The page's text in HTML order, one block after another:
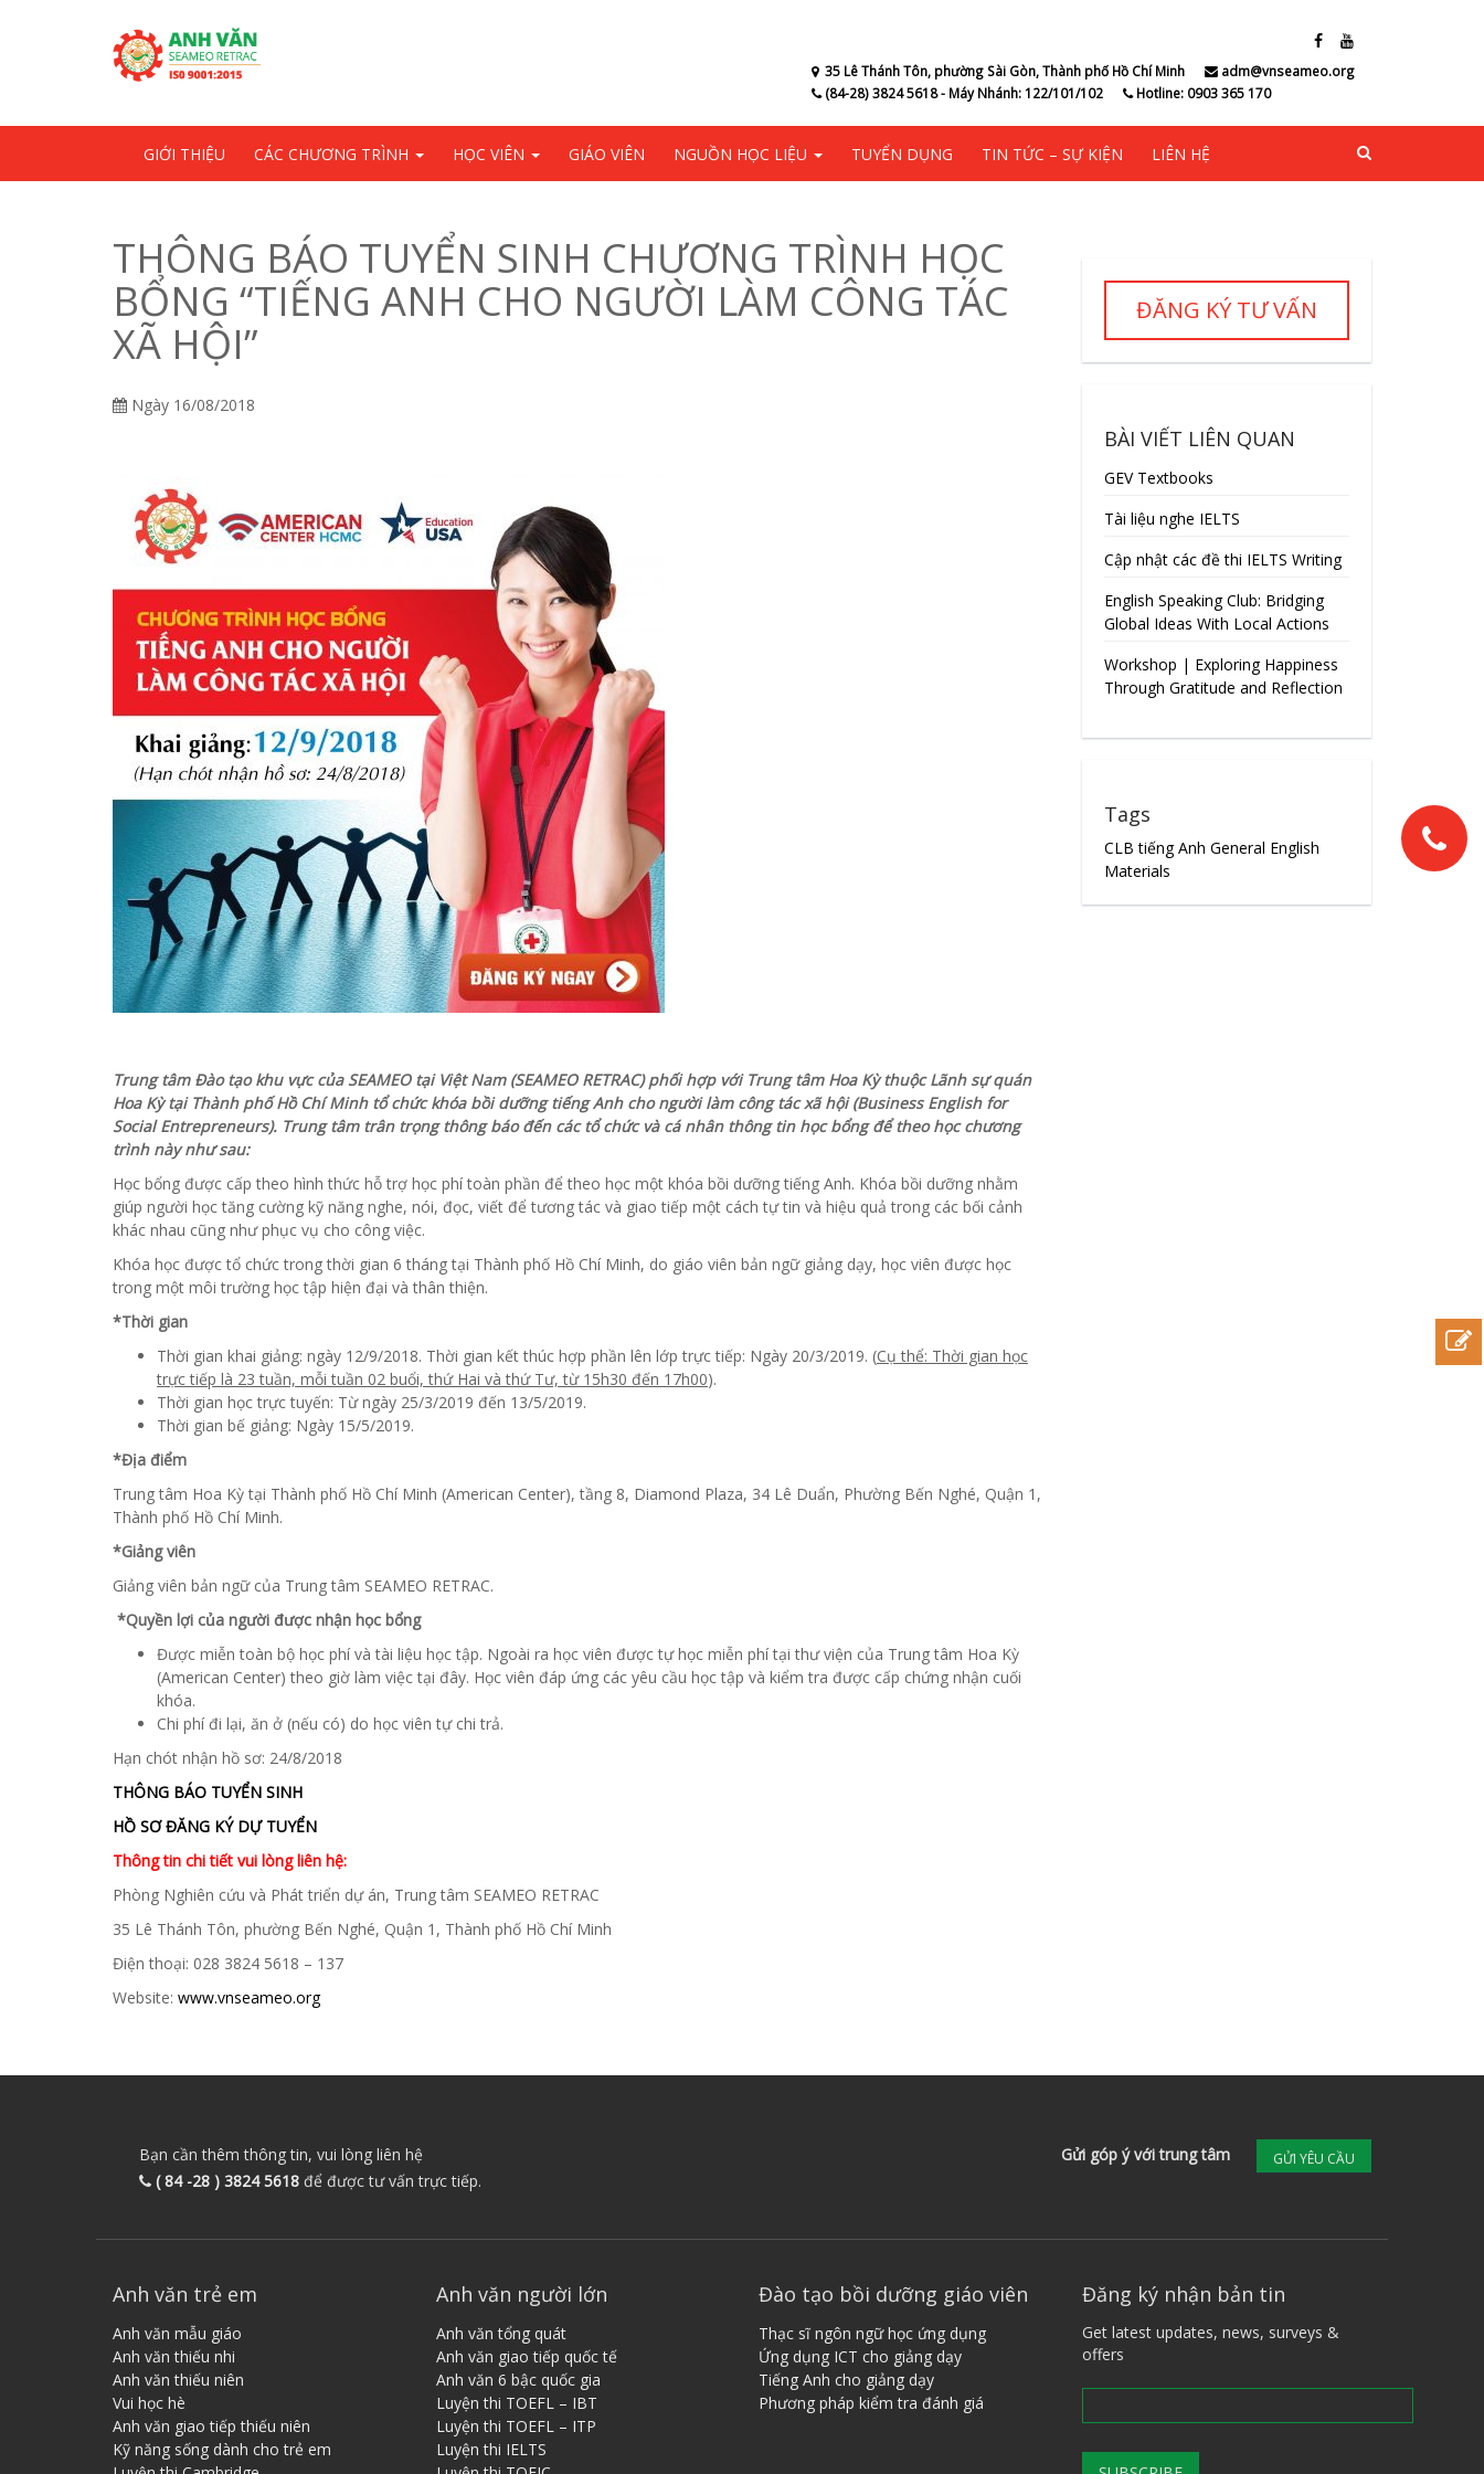
35 Lê Thánh Tôn, phường Sài Gòn, Thành phố Hồ Chí Minh
adm@vnseameo.org
(84-28) 3824 5618 - Máy Nhánh: 122/101/102
Hotline: 0903 365 170
GIỚI THIỆU CÁC CHƯƠNG TRÌNH HỌC VIÊN GIÁO VIÊN NGUỒN HỌC LIỆU TUYỂN DỤNG TIN TỨC – SỰ KIỆN LIÊN HỆ
THÔNG BÁO TUYỂN SINH CHƯƠNG TRÌNH HỌC
BỔNG “TIẾNG ANH CHO NGƯỜI LÀM CÔNG TÁC
XÃ HỘI”
Ngày 16/08/2018
Trung tâm Đào tạo khu vực của SEAMEO tại Việt Nam (SEAMEO RETRAC) phối hợp với Trung tâm Hoa Kỳ thuộc Lãnh sự quán
Hoa Kỳ tại Thành phố Hồ Chí Minh tổ chức khóa bồi dưỡng tiếng Anh cho người làm công tác xã hội (Business English for
Social Entrepreneurs). Trung tâm trân trọng thông báo đến các tổ chức và cá nhân thông tin học bổng để theo học chương
trình này như sau:
Học bổng được cấp theo hình thức hỗ trợ học phí toàn phần để theo học một khóa bồi dưỡng tiếng Anh. Khóa bồi dưỡng nhằm
giúp người học tăng cường kỹ năng nghe, nói, đọc, viết để tương tác và giao tiếp một cách tự tin và hiệu quả trong các bối cảnh
khác nhau cũng như phục vụ cho công việc.
Khóa học được tổ chức trong thời gian 6 tháng tại Thành phố Hồ Chí Minh, do giáo viên bản ngữ giảng dạy, học viên được học
trong một môi trường học tập hiện đại và thân thiện.
*Thời gian
Thời gian khai giảng: ngày 12/9/2018. Thời gian kết thúc hợp phần lên lớp trực tiếp: Ngày 20/3/2019. (Cụ thể: Thời gian học
trực tiếp là 23 tuần, mỗi tuần 02 buổi, thứ Hai và thứ Tư, từ 15h30 đến 17h00).
Thời gian học trực tuyến: Từ ngày 25/3/2019 đến 13/5/2019.
Thời gian bế giảng: Ngày 15/5/2019.
*Địa điểm
Trung tâm Hoa Kỳ tại Thành phố Hồ Chí Minh (American Center), tầng 8, Diamond Plaza, 34 Lê Duẩn, Phường Bến Nghé, Quận 1,
Thành phố Hồ Chí Minh.
*Giảng viên
Giảng viên bản ngữ của Trung tâm SEAMEO RETRAC.
*Quyền lợi của người được nhận học bổng
Được miễn toàn bộ học phí và tài liệu học tập. Ngoài ra học viên được tự học miễn phí tại thư viện của Trung tâm Hoa Kỳ
(American Center) theo giờ làm việc tại đây. Học viên đáp ứng các yêu cầu học tập và kiểm tra được cấp chứng nhận cuối
khóa.
Chi phí đi lại, ăn ở (nếu có) do học viên tự chi trả.
Hạn chót nhận hồ sơ: 24/8/2018
THÔNG BÁO TUYỂN SINH
HỒ SƠ ĐĂNG KÝ DỰ TUYỂN
Thông tin chi tiết vui lòng liên hệ:
Phòng Nghiên cứu và Phát triển dự án, Trung tâm SEAMEO RETRAC
35 Lê Thánh Tôn, phường Bến Nghé, Quận 1, Thành phố Hồ Chí Minh
Điện thoại: 028 3824 5618 – 137
Website: www.vnseameo.org
ĐĂNG KÝ TƯ VẤN
BÀI VIẾT LIÊN QUAN
GEV Textbooks
Tài liệu nghe IELTS
Cập nhật các đề thi IELTS Writing
English Speaking Club: Bridging
Global Ideas With Local Actions
Workshop | Exploring Happiness
Through Gratitude and Reflection
Tags
CLB tiếng Anh General English
Materials
Bạn cần thêm thông tin, vui lòng liên hệ
( 84 -28 ) 3824 5618 để được tư vấn trực tiếp.
Gửi góp ý với trung tâm GỬI YÊU CẦU
Anh văn trẻ em
Anh văn mẫu giáo
Anh văn thiếu nhi
Anh văn thiếu niên
Vui học hè
Anh văn giao tiếp thiếu niên
Kỹ năng sống dành cho trẻ em
Anh văn người lớn
Anh văn tổng quát
Anh văn giao tiếp quốc tế
Anh văn 6 bậc quốc gia
Luyện thi TOEFL – IBT
Luyện thi TOEFL – ITP
Luyện thi IELTS
Đào tạo bồi dưỡng giáo viên
Thạc sĩ ngôn ngữ học ứng dụng
Ứng dụng ICT cho giảng dạy
Tiếng ​A​nh cho giảng dạy
Phương pháp kiểm tra đánh giá
Đăng ký nhận bản tin
Get latest updates, news, surveys &
offers